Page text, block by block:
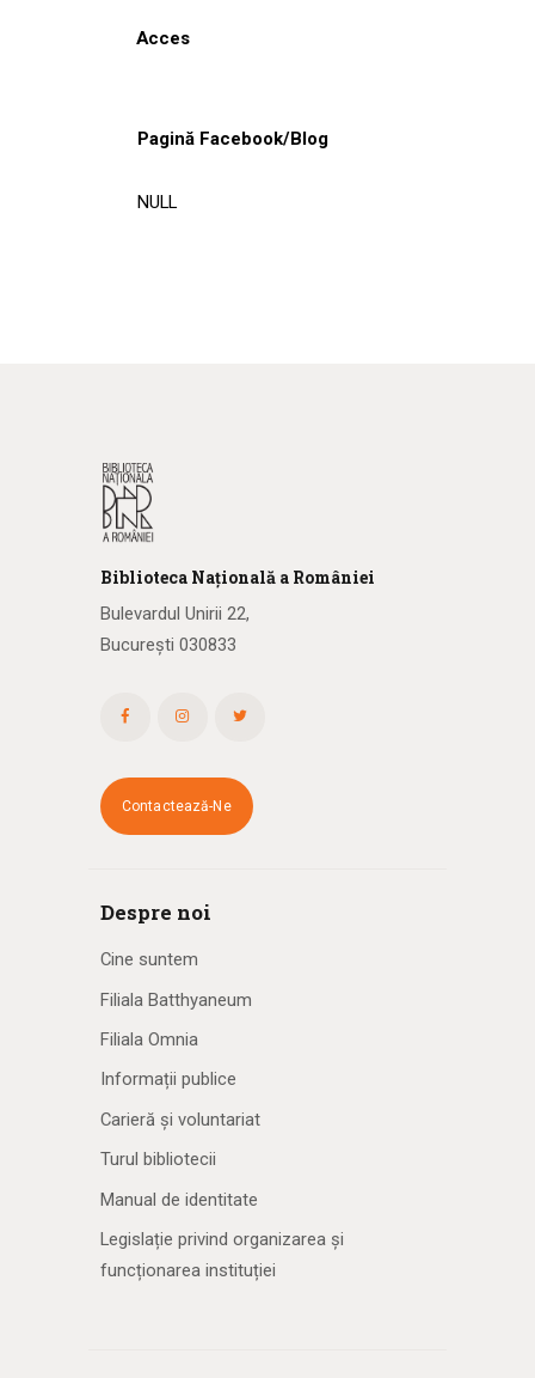
Acces
Pagină Facebook/Blog
NULL
Biblioteca Națională a României
Bulevardul Unirii 22,
București 030833
Contactează-Ne
Despre noi
Cine suntem
Filiala Batthyaneum
Filiala Omnia
Informații publice
Carieră și voluntariat
Turul bibliotecii
Manual de identitate
Legislație privind organizarea și
funcționarea instituției